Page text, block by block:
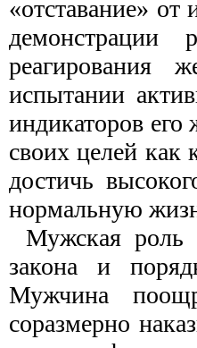
«отставание» от
демонстрации
реагирования
испытании
индикаторов его
своих целей как
достичь
нормальную
Мужская роль
закона и
Мужчина
соразмерно